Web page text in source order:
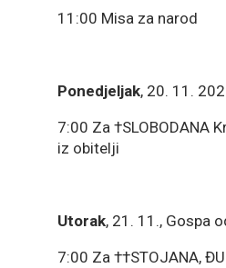
11:00 Misa za narod
Ponedjeljak, 20. 11.
7:00 Za †SLOBODANA
iz obitelji
Utorak, 21. 11., Gospa
7:00 Za ††STOJANA,